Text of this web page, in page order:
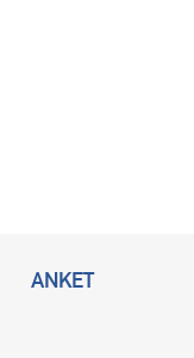
ANKET